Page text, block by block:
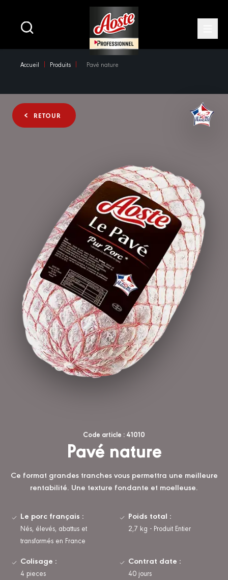
content
Accueil Produits Pavé nature
RETOUR
Code article : 41010
Pavé nature
Ce format grandes tranches vous permettra une meilleure
rentabilité. Une texture fondante et moelleuse.
Le porc français :
Nés, élevés, abattus et
transformés en France
Poids total :
2,7 kg - Produit Entier
Colisage :
4 pieces
Contrat date :
40 jours